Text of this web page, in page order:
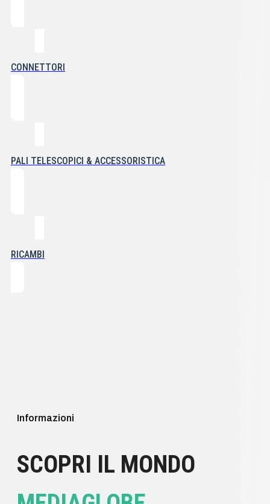
CONNETTORI
PALI TELESCOPICI & ACCESSORISTICA
RICAMBI
Informazioni
SCOPRI IL MONDO